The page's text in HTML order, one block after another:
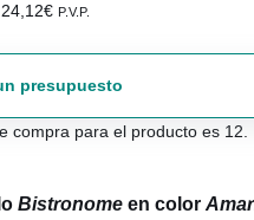
24,12€ P.V.P.
presupuesto
compra para el producto es 12.
Bistronome en color